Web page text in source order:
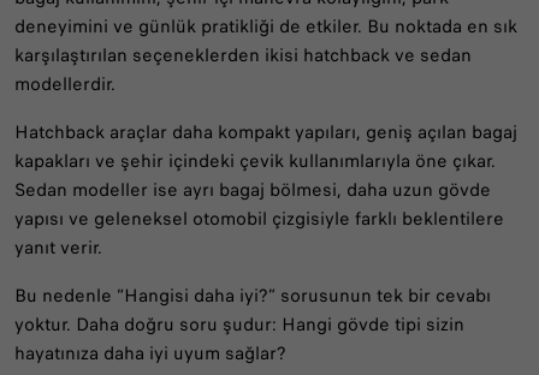
deneyimini ve günlük pratikliği de etkiler. Bu noktada en sık
karşılaştırılan seçeneklerden ikisi hatchback ve sedan
modellerdir.
Hatchback araçlar daha kompakt yapıları, geniş açılan bagaj
kapakları ve şehir içindeki çevik kullanımlarıyla öne çıkar.
Sedan modeller ise ayrı bagaj bölmesi, daha uzun gövde
yapısı ve geleneksel otomobil çizgisiyle farklı beklentilere
yanıt verir.
Bu nedenle “Hangisi daha iyi?” sorusunun tek bir cevabı
yoktur. Daha doğru soru şudur: Hangi gövde tipi sizin
hayatınıza daha iyi uyum sağlar?